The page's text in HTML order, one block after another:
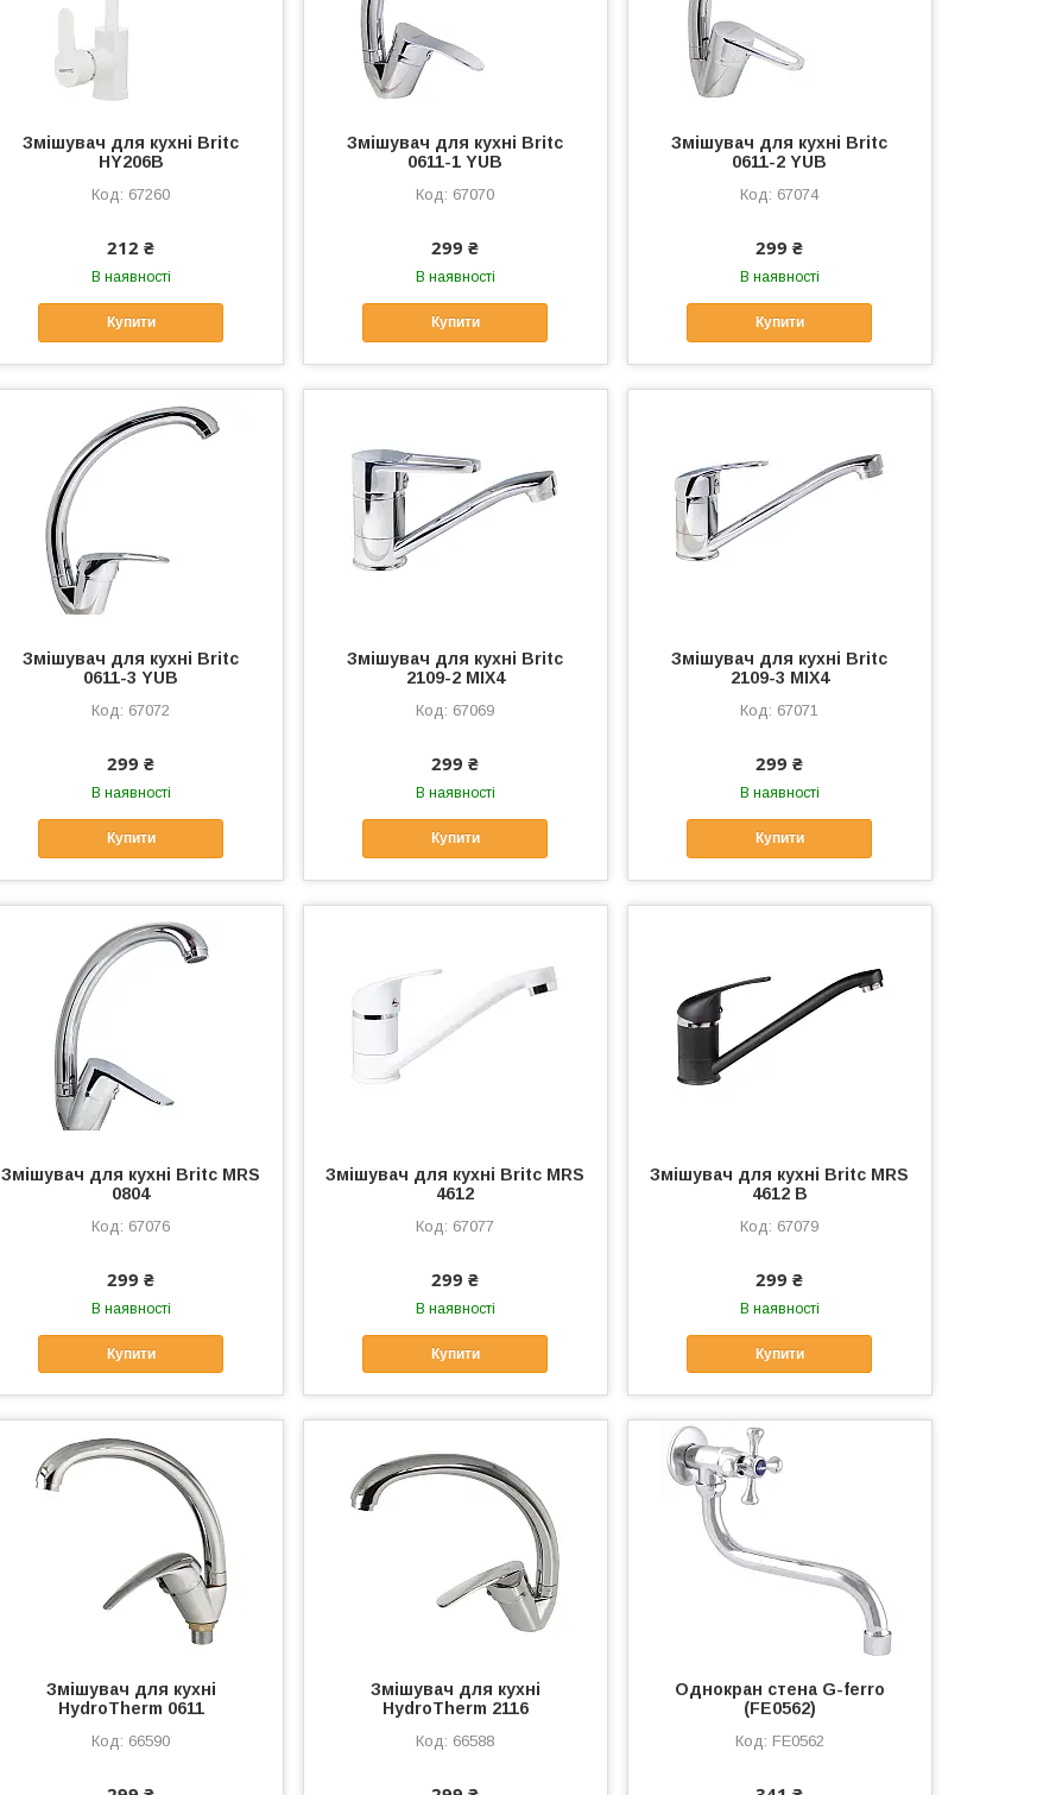
Змішувач для кухні Britc
HY206B
67260
212 ₴
В наявності
Купити
Змішувач для кухні Britc
0611-1 YUB
67070
299 ₴
В наявності
Купити
Змішувач для кухні Britc
0611-2 YUB
67074
299 ₴
В наявності
Купити
Змішувач для кухні Britc
0611-3 YUB
67072
299 ₴
В наявності
Купити
Змішувач для кухні Britc
2109-2 MIX4
67069
299 ₴
В наявності
Купити
Змішувач для кухні Britc
2109-3 MIX4
67071
299 ₴
В наявності
Купити
Змішувач для кухні Britc MRS
0804
67076
299 ₴
В наявності
Купити
Змішувач для кухні Britc MRS
4612
67077
299 ₴
В наявності
Купити
Змішувач для кухні Britc MRS
4612 B
67079
299 ₴
В наявності
Купити
Змішувач для кухні
HydroTherm 0611
66590
Змішувач для кухні
HydroTherm 2116
66588
Однокран стена G-ferro
(FE0562)
FE0562